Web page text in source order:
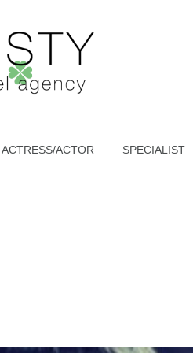
ACTRESS/ACTOR SPECIALIST